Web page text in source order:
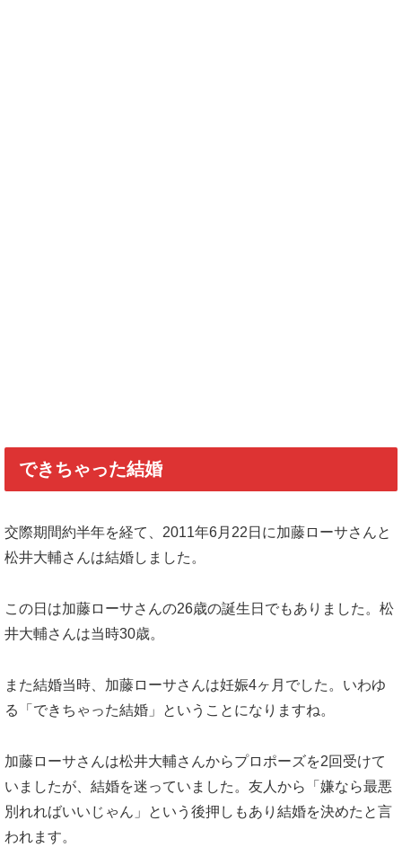
できちゃった結婚
交際期間約半年を経て、2011年6月22日に加藤ローサさんと
松井大輔さんは結婚しました。
この日は加藤ローサさんの26歳の誕生日でもありました。松
井大輔さんは当時30歳。
また結婚当時、加藤ローサさんは妊娠4ヶ月でした。いわゆ
る「できちゃった結婚」ということになりますね。
加藤ローサさんは松井大輔さんからプロポーズを2回受けて
いましたが、結婚を迷っていました。友人から「嫌なら最悪
別れればいいじゃん」という後押しもあり結婚を決めたと言
われます。